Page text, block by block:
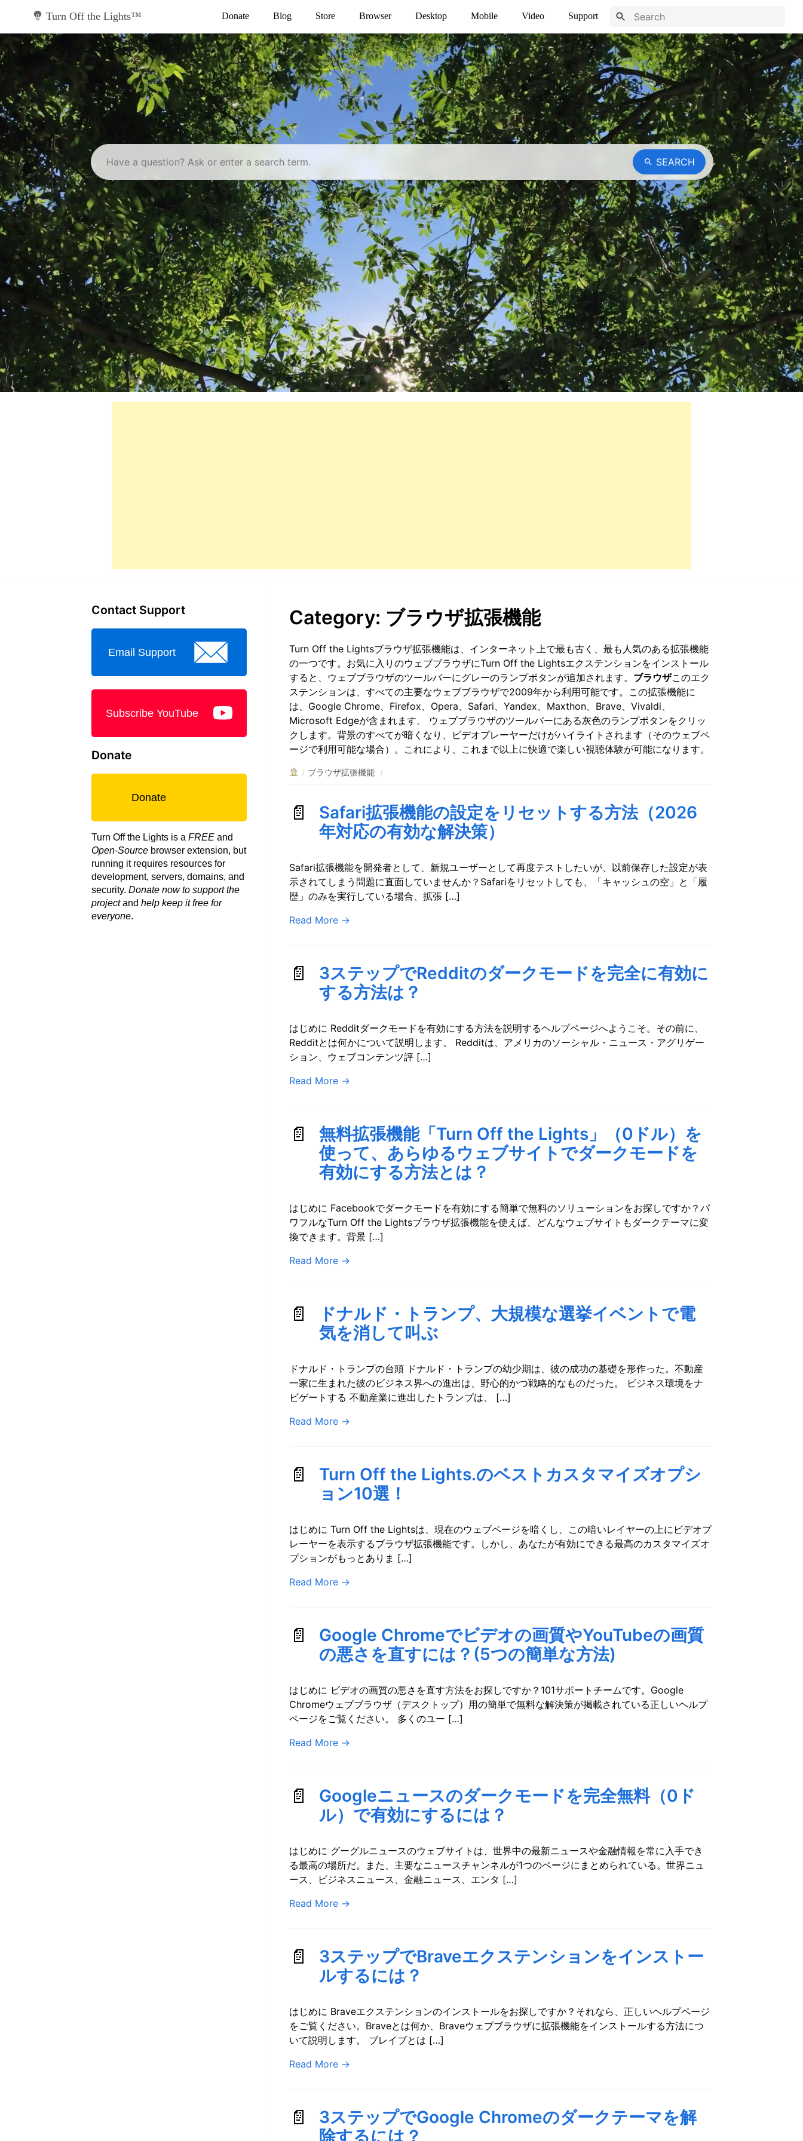
Turn Off the Lights™ Donate Blog Store Browser Desktop Mobile Video Support
SEARCH
Category: ブラウザ拡張機能
Turn Off the Lightsブラウザ拡張機能は、インターネット上で最も古く、最も人気のある拡張機能
の一つです。お気に入りのウェブブラウザにTurn Off the Lightsエクステンションをインストール
すると、ウェブブラウザのツールバーにグレーのランプボタンが追加されます。 ブラウザこのエク
ステンションは、すべての主要なウェブブラウザで2009年から利用可能です。この拡張機能に
は、Google Chrome、Firefox、Opera、Safari、Yandex、Maxthon、Brave、Vivaldi、
Microsoft Edgeが含まれます。 ウェブブラウザのツールバーにある灰色のランプボタンをクリッ
クします。背景のすべてが暗くなり、ビデオプレーヤーだけがハイライトされます（そのウェブペ
ージで利用可能な場合）。これにより、これまで以上に快適で楽しい視聴体験が可能になります。
/ ブラウザ拡張機能 /
Safari拡張機能の設定をリセットする方法（2026
年対応の有効な解決策）
Safari拡張機能を開発者として、新規ユーザーとして再度テストしたいが、以前保存した設定が表
示されてしまう問題に直面していませんか？Safariをリセットしても、「キャッシュの空」と「履
歴」のみを実行している場合、拡張 […]
Read More →
3ステップでRedditのダークモードを完全に有効に
する方法は？
はじめに Redditダークモードを有効にする方法を説明するヘルプページへようこそ。その前に、
Redditとは何かについて説明します。 Redditは、アメリカのソーシャル・ニュース・アグリゲー
ション、ウェブコンテンツ評 […]
Read More →
無料拡張機能「Turn Off the Lights」（0ドル）を
使って、あらゆるウェブサイトでダークモードを
有効にする方法とは？
はじめに Facebookでダークモードを有効にする簡単で無料のソリューションをお探しですか？パ
ワフルなTurn Off the Lightsブラウザ拡張機能を使えば、どんなウェブサイトもダークテーマに変
換できます。背景 […]
Read More →
ドナルド・トランプ、大規模な選挙イベントで電
気を消して叫ぶ
ドナルド・トランプの台頭 ドナルド・トランプの幼少期は、彼の成功の基礎を形作った。不動産
一家に生まれた彼のビジネス界への進出は、野心的かつ戦略的なものだった。 ビジネス環境をナ
ビゲートする 不動産業に進出したトランプは、 […]
Read More →
Turn Off the Lights.のベストカスタマイズオプシ
ョン10選！
はじめに Turn Off the Lightsは、現在のウェブページを暗くし、この暗いレイヤーの上にビデオプ
レーヤーを表示するブラウザ拡張機能です。しかし、あなたが有効にできる最高のカスタマイズオ
プションがもっとありま […]
Read More →
Google Chromeでビデオの画質やYouTubeの画質
の悪さを直すには？(5つの簡単な方法)
はじめに ビデオの画質の悪さを直す方法をお探しですか？101サポートチームです。Google
Chromeウェブブラウザ（デスクトップ）用の簡単で無料な解決策が掲載されている正しいヘルプ
ページをご覧ください。 多くのユー […]
Read More →
Googleニュースのダークモードを完全無料（0ド
ル）で有効にするには？
はじめに グーグルニュースのウェブサイトは、世界中の最新ニュースや金融情報を常に入手でき
る最高の場所だ。また、主要なニュースチャンネルが1つのページにまとめられている。世界ニュ
ース、ビジネスニュース、金融ニュース、エンタ […]
Read More →
3ステップでBraveエクステンションをインストー
ルするには？
はじめに Braveエクステンションのインストールをお探しですか？それなら、正しいヘルプページ
をご覧ください。Braveとは何か、Braveウェブブラウザに拡張機能をインストールする方法につ
いて説明します。 ブレイブとは […]
Read More →
3ステップでGoogle Chromeのダークテーマを解
除するには？
Contact Support
Email Support
Subscribe YouTube
Donate
Donate
Turn Off the Lights is a FREE and
Open-Source browser extension, but
running it requires resources for
development, servers, domains, and
security. Donate now to support the
projectand help keep it free for
everyone.